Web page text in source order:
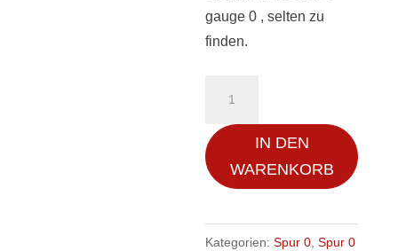
gauge 0 , selten zu
finden.
4
PLM
Stromliniendampflok
,
IN DEN
WARENKORB
Kategorien:Spur 0 ,Spur 0